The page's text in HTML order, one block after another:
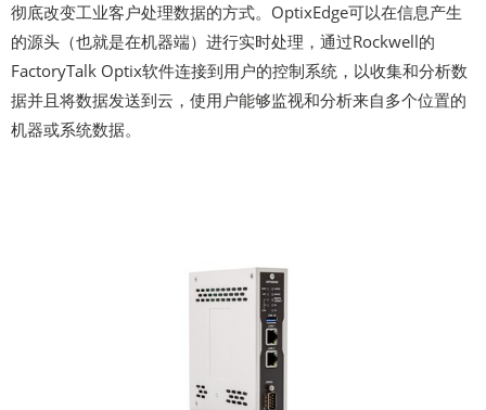
彻底改变工业客户处理数据的方式。OptixEdge可以在信息产生
的源头（也就是在机器端）进行实时处理，通过Rockwell的
FactoryTalk Optix软件连接到用户的控制系统，以收集和分析数
据并且将数据发送到云，使用户能够监视和分析来自多个位置的
机器或系统数据。